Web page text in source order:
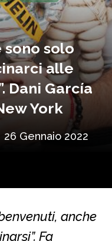
sono solo
alle
Dani García
York
26 Gennaio 2022
anche
Fa